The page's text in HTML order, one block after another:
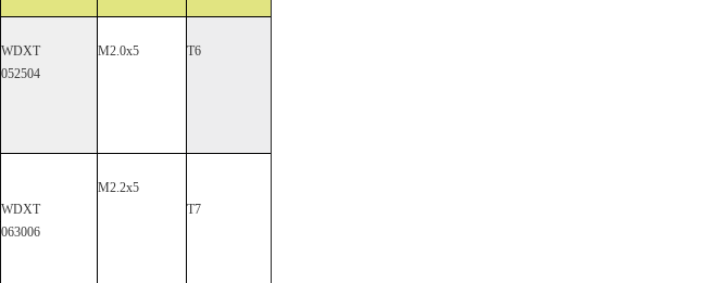
WDXT
052504
M2.0x5 T6
WDXT
063006
M2.2x5
T7